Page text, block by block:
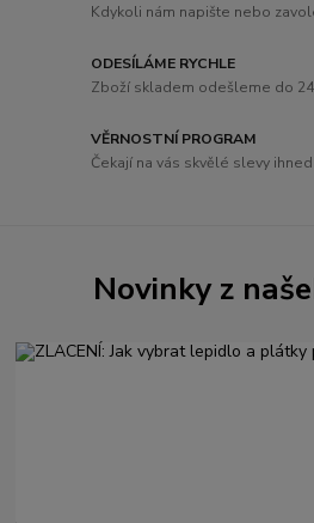
Kdykoli nám napište nebo
ODESÍLÁME RYCHLE
Zboží skladem odešleme do
VĚRNOSTNÍ PROGRAM
Čekají na vás skvělé slevy
Novinky z